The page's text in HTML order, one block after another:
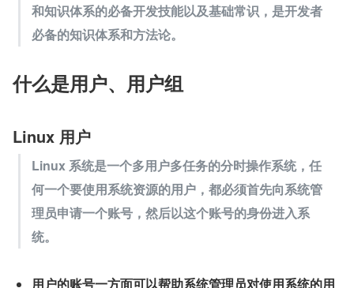
和知识体系的必备开发技能以及基础常识，是开发者
必备的知识体系和方法论。
什么是用户、用户组
Linux 用户
Linux 系统是一个多用户多任务的分时操作系统，任
何一个要使用系统资源的用户，都必须首先向系统管
理员申请一个账号，然后以这个账号的身份进入系
统。
用户的账号一方面可以帮助系统管理员对使用系统的用